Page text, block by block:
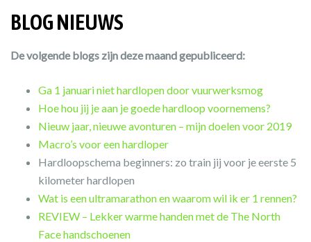
BLOG NIEUWS
De volgende blogs zijn deze maand gepubliceerd:
Ga 1 januari niet hardlopen door vuurwerksmog
Hoe hou jij je aan je goede hardloop voornemens?
Nieuw jaar, nieuwe avonturen – mijn doelen voor 2019
Macro’s voor een hardloper
Hardloopschema beginners: zo train jij voor je eerste 5
kilometer hardlopen
Wat is een ultramarathon en waarom wil ik er 1 rennen?
REVIEW – Lekker warme handen met de The North
Face handschoenen